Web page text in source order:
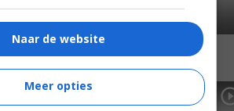
127 Hours (2010)
Naar de website
Meer opties